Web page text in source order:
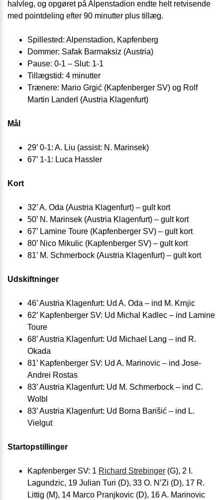
halvleg, og opgøret på Alpenstadion endte helt retvisende
med pointdeling efter 90 minutter plus tillæg.
Spillested: Alpenstadion, Kapfenberg
Dommer: Safak Barmaksiz (Austria)
Pause: 0-1 – Slut: 1-1
Tillægstid: 4 minutter
Trænere: Mario Grgić (Kapfenberger SV) og Rolf
Martin Landerl (Austria Klagenfurt)
Mål
29’ 0-1: A. Liu (assist: N. Marinsek)
67’ 1-1: Luca Hassler
Kort
32’ A. Oda (Austria Klagenfurt) – gult kort
50’ N. Marinsek (Austria Klagenfurt) – gult kort
67’ Lamine Toure (Kapfenberger SV) – gult kort
80’ Nico Mikulic (Kapfenberger SV) – gult kort
81’ M. Schmerbock (Austria Klagenfurt) – gult kort
Udskiftninger
46’ Austria Klagenfurt: Ud A. Oda – ind M. Krnjic
62’ Kapfenberger SV: Ud Michal Kadlec – ind Lamine
Toure
68’ Austria Klagenfurt: Ud Michael Lang – ind R.
Okada
81’ Kapfenberger SV: Ud A. Marinovic – ind Jose-
Andrei Rostas
83’ Austria Klagenfurt: Ud M. Schmerbock – ind C.
Wolbl
83’ Austria Klagenfurt: Ud Borna Barišić – ind L.
Vielgut
Startopstillinger
Kapfenberger SV: 1 Richard Strebinger (G), 2 I.
Lagundzic, 19 Julian Turi (D), 33 O. N’Zi (D), 17 R.
Littig (M), 14 Marco Pranjkovic (D), 16 A. Marinovic